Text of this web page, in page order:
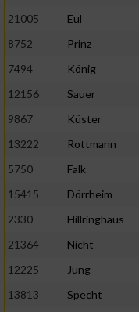
21005
Eul
8752
Prinz
7494
König
12156
Sauer
9867
Küster
13222
Rottmann
5750
Falk
15415
Dörrheim
2330
Hillringhaus
21364
Nicht
12225
Jung
13813
Specht